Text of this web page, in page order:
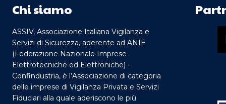
Chi siamo
ASSIV, Associazione Italiana Vigilanza e
Servizi di Sicurezza, aderente ad ANIE
(Federazione Nazionale Imprese
Elettrotecniche ed Elettroniche) -
Confindustria, è l’Associazione di categoria
delle imprese di Vigilanza Privata e Servizi
Fiduciari alla quale aderiscono le più